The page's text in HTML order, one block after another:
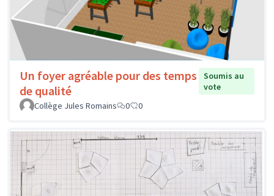
Un foyer agréable pour des temps
de qualité
Soumis au
vote
Collège Jules Romains
0 0